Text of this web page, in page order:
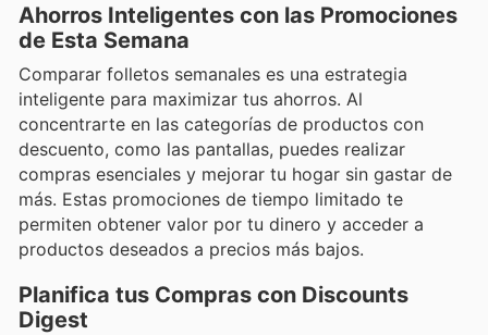
Ahorros Inteligentes con las Promociones
de Esta Semana
Comparar folletos semanales es una estrategia
inteligente para maximizar tus ahorros. Al
concentrarte en las categorías de productos con
descuento, como las pantallas, puedes realizar
compras esenciales y mejorar tu hogar sin gastar de
más. Estas promociones de tiempo limitado te
permiten obtener valor por tu dinero y acceder a
productos deseados a precios más bajos.
Planifica tus Compras con Discounts
Digest